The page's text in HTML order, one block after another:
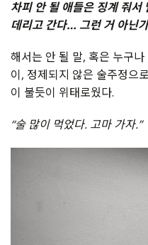
차피 안 될 애들은 징계 줘
데리고 간다… 그런 거 아닌
해서는 안 될 말, 혹은 누구
이, 정제되지 않은 술주정으
이 불듯이 위태로웠다.
“술 많이 먹었다. 고마 가자.”